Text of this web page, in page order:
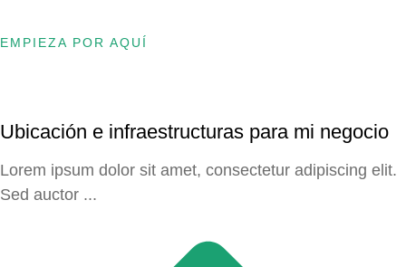
EMPIEZA POR AQUÍ
Ubicación e infraestructuras para mi negocio
Lorem ipsum dolor sit amet, consectetur adipiscing elit.
Sed auctor ...